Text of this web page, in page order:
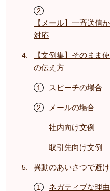
【メール】一斉送信
対応
【文例集】そのまま
の伝え方
スピーチの場合
メールの場合
社内向け文例
取引先向け文例
異動のあいさつで避
ネガティブな理